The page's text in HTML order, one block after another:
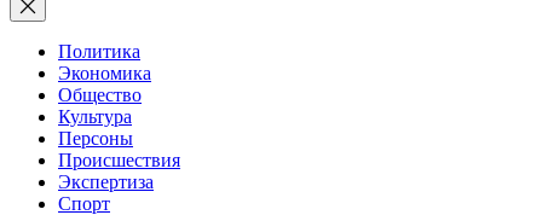
Политика
Экономика
Общество
Культура
Персоны
Происшествия
Экспертиза
Спорт